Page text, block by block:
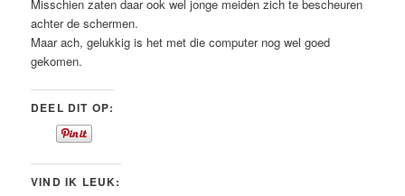
Misschien zaten daar ook wel jonge meiden zich te bescheuren
achter de schermen.
Maar ach, gelukkig is het met die computer nog wel goed
gekomen.
DEEL DIT OP:
VIND IK LEUK: